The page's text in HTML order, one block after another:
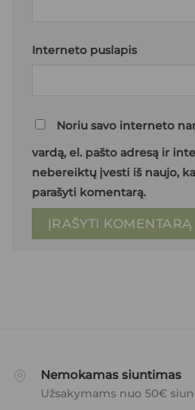
Interneto puslapis
Noriu savo interneto
vardą, el. pašto adresą ir
nebereiktų įvesti iš naujo,
parašyti komentarą.
Nemokamas siuntimas
Užsakymams nuo 50€